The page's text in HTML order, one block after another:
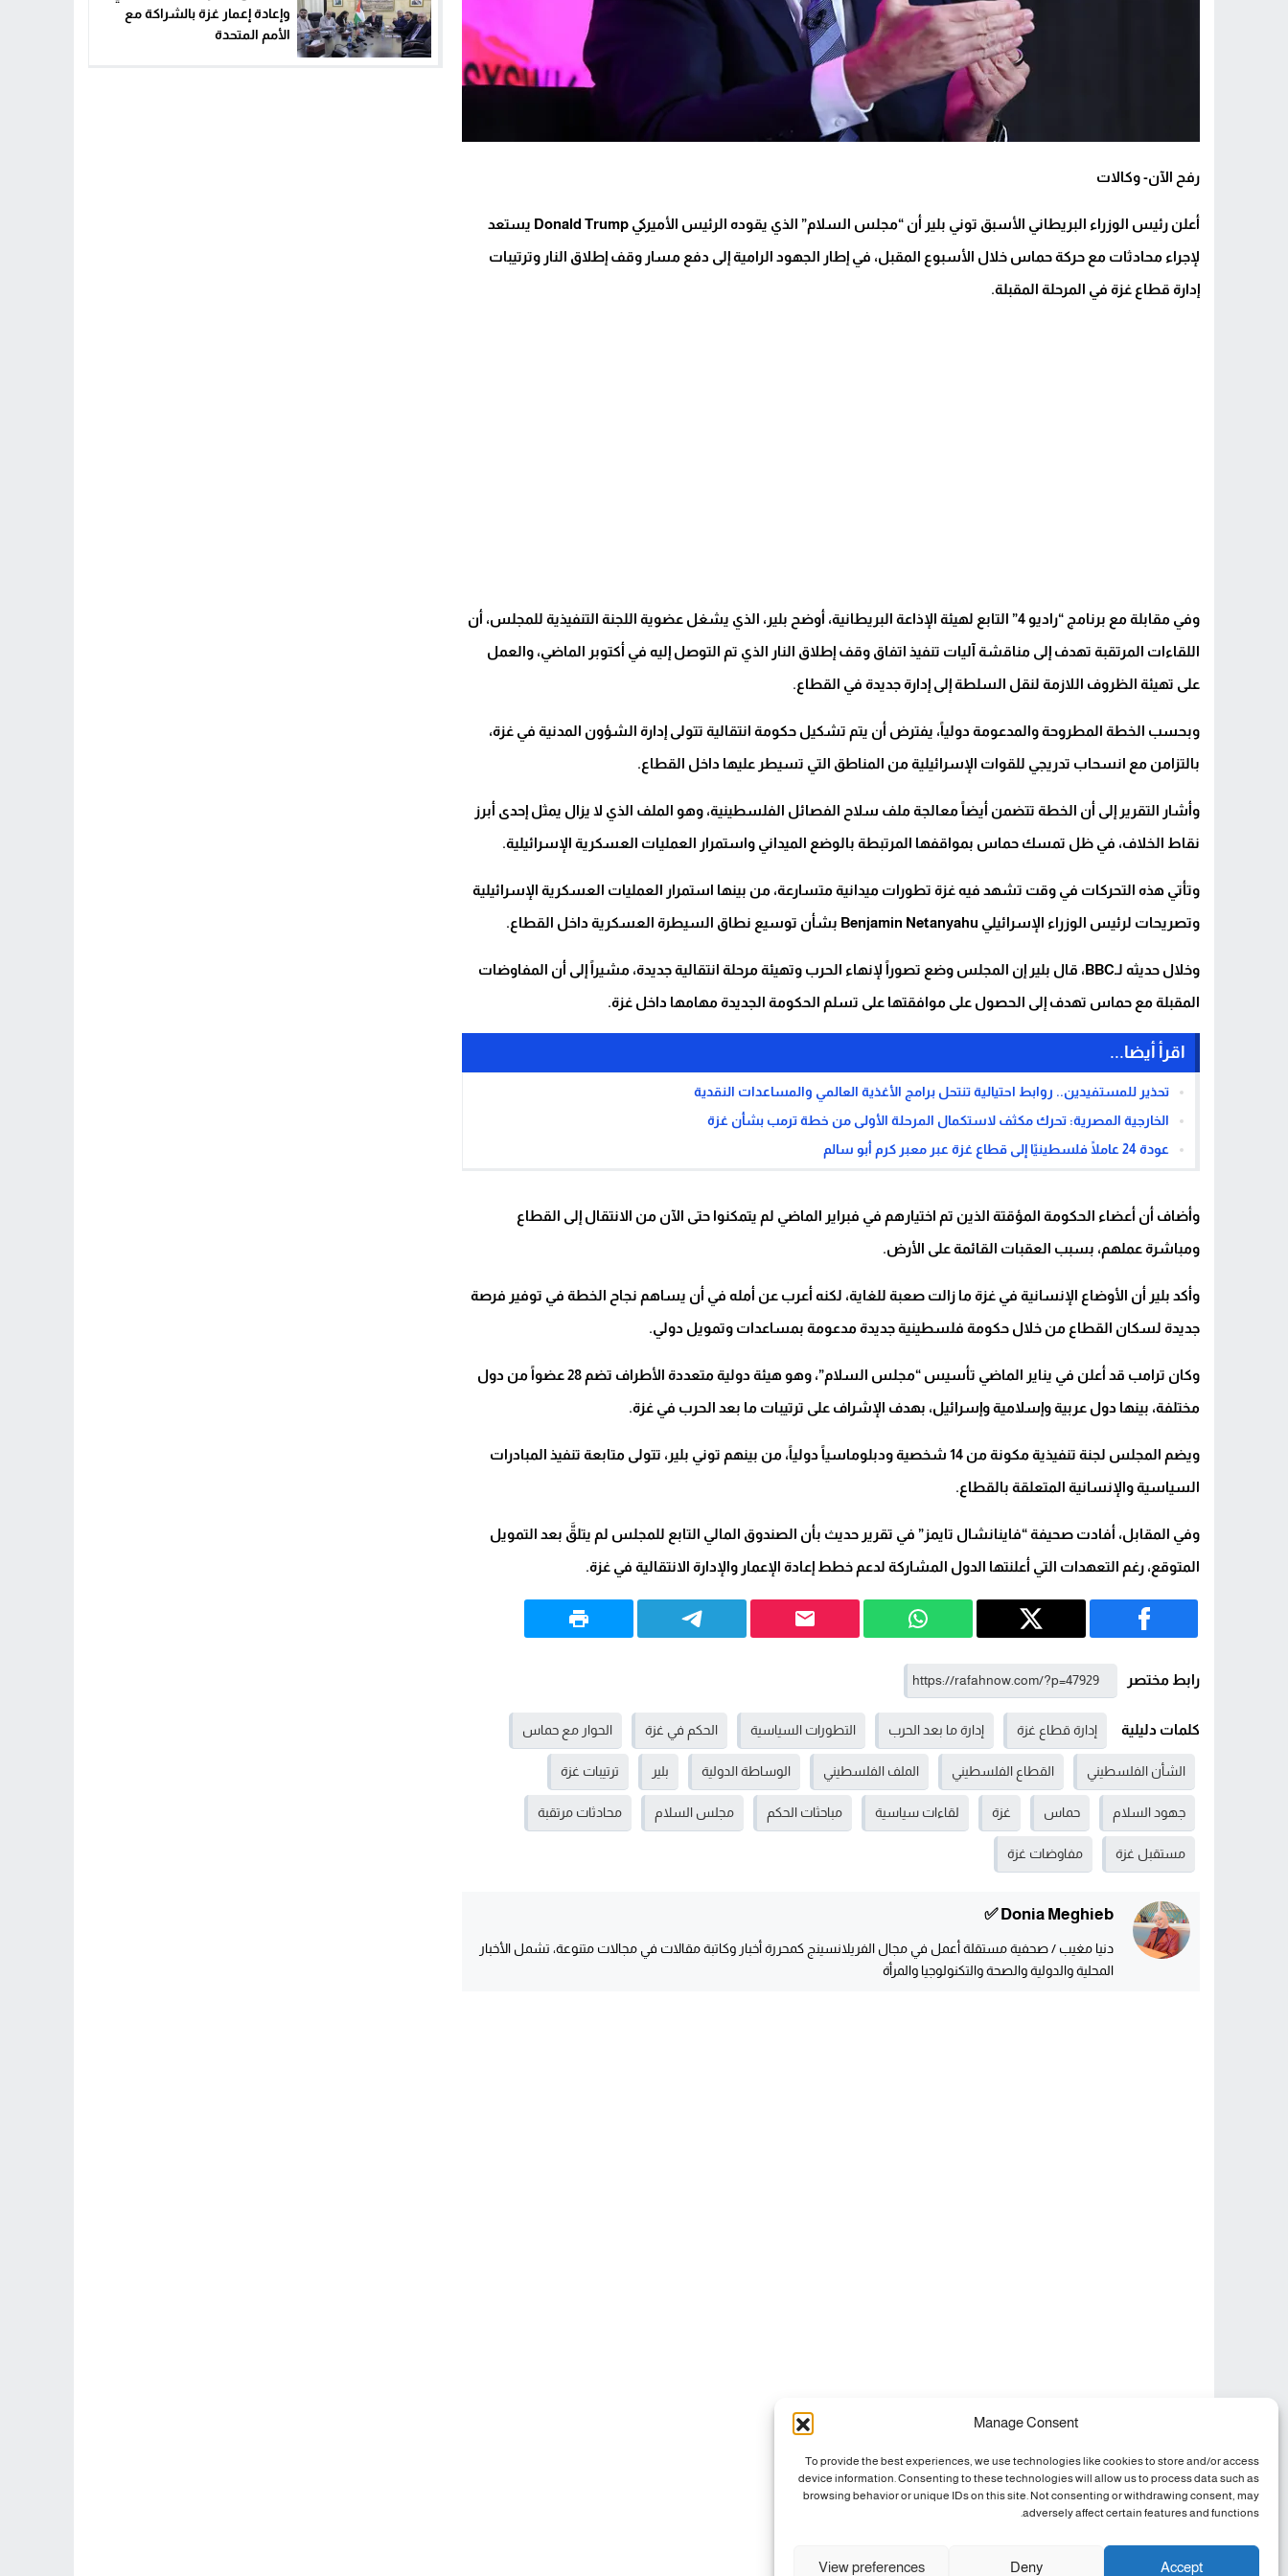
Manage Consent
To provide the best experiences, we use technologies like cookies to store and/or access
device information. Consenting to these technologies will allow us to process data such as
browsing behavior or unique IDs on this site. Not consenting or withdrawing consent, may
adversely affect certain features and functions.
Accept
Deny
View preferences
رفح الآن- وكالات
أعلن رئيس الوزراء البريطاني الأسبق توني بلير أن “مجلس السلام” الذي يقوده الرئيس الأميركي Donald Trump يستعد
لإجراء محادثات مع حركة حماس خلال الأسبوع المقبل، في إطار الجهود الرامية إلى دفع مسار وقف إطلاق النار وترتيبات
إدارة قطاع غزة في المرحلة المقبلة.
وفي مقابلة مع برنامج “راديو 4” التابع لهيئة الإذاعة البريطانية، أوضح بلير، الذي يشغل عضوية اللجنة التنفيذية للمجلس، أن
اللقاءات المرتقبة تهدف إلى مناقشة آليات تنفيذ اتفاق وقف إطلاق النار الذي تم التوصل إليه في أكتوبر الماضي، والعمل
على تهيئة الظروف اللازمة لنقل السلطة إلى إدارة جديدة في القطاع.
وبحسب الخطة المطروحة والمدعومة دولياً، يفترض أن يتم تشكيل حكومة انتقالية تتولى إدارة الشؤون المدنية في غزة،
بالتزامن مع انسحاب تدريجي للقوات الإسرائيلية من المناطق التي تسيطر عليها داخل القطاع.
وأشار التقرير إلى أن الخطة تتضمن أيضاً معالجة ملف سلاح الفصائل الفلسطينية، وهو الملف الذي لا يزال يمثل إحدى أبرز
نقاط الخلاف، في ظل تمسك حماس بمواقفها المرتبطة بالوضع الميداني واستمرار العمليات العسكرية الإسرائيلية.
وتأتي هذه التحركات في وقت تشهد فيه غزة تطورات ميدانية متسارعة، من بينها استمرار العمليات العسكرية الإسرائيلية
وتصريحات لرئيس الوزراء الإسرائيلي Benjamin Netanyahu بشأن توسيع نطاق السيطرة العسكرية داخل القطاع.
وخلال حديثه لـBBC، قال بلير إن المجلس وضع تصوراً لإنهاء الحرب وتهيئة مرحلة انتقالية جديدة، مشيراً إلى أن المفاوضات
المقبلة مع حماس تهدف إلى الحصول على موافقتها على تسلم الحكومة الجديدة مهامها داخل غزة.
اقرأ أيضا...
تحذير للمستفيدين.. روابط احتيالية تنتحل برامج الأغذية العالمي والمساعدات النقدية
الخارجية المصرية: تحرك مكثف لاستكمال المرحلة الأولى من خطة ترمب بشأن غزة
عودة 24 عاملًا فلسطينيًا إلى قطاع غزة عبر معبر كرم أبو سالم
وأضاف أن أعضاء الحكومة المؤقتة الذين تم اختيارهم في فبراير الماضي لم يتمكنوا حتى الآن من الانتقال إلى القطاع
ومباشرة عملهم، بسبب العقبات القائمة على الأرض.
وأكد بلير أن الأوضاع الإنسانية في غزة ما زالت صعبة للغاية، لكنه أعرب عن أمله في أن يساهم نجاح الخطة في توفير فرصة
جديدة لسكان القطاع من خلال حكومة فلسطينية جديدة مدعومة بمساعدات وتمويل دولي.
وكان ترامب قد أعلن في يناير الماضي تأسيس “مجلس السلام”، وهو هيئة دولية متعددة الأطراف تضم 28 عضواً من دول
مختلفة، بينها دول عربية وإسلامية وإسرائيل، بهدف الإشراف على ترتيبات ما بعد الحرب في غزة.
ويضم المجلس لجنة تنفيذية مكونة من 14 شخصية ودبلوماسياً دولياً، من بينهم توني بلير، تتولى متابعة تنفيذ المبادرات
السياسية والإنسانية المتعلقة بالقطاع.
وفي المقابل، أفادت صحيفة “فاينانشال تايمز” في تقرير حديث بأن الصندوق المالي التابع للمجلس لم يتلقَّ بعد التمويل
المتوقع، رغم التعهدات التي أعلنتها الدول المشاركة لدعم خطط إعادة الإعمار والإدارة الانتقالية في غزة.
رابط مختصر
كلمات دليلية إدارة قطاع غزة إدارة ما بعد الحرب التطورات السياسية الحكم في غزة الحوار مع حماس
الشأن الفلسطيني القطاع الفلسطيني الملف الفلسطيني الوساطة الدولية بلير ترتيبات غزة
جهود السلام حماس غزة لقاءات سياسية مباحثات الحكم مجلس السلام محادثات مرتقبة
مستقبل غزة مفاوضات غزة
Donia Meghieb ✅
دنيا مغيب / صحفية مستقلة أعمل في مجال الفريلانسينج كمحررة أخبار وكاتبة مقالات في مجالات متنوعة، تشمل الأخبار
المحلية والدولية والصحة والتكنولوجيا والمرأة
وإعادة إعمار غزة بالشراكة مع
الأمم المتحدة